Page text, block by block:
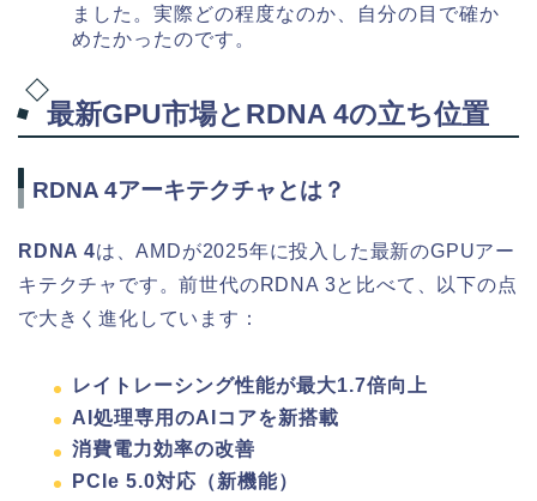
ました。実際どの程度なのか、自分の目で確か
めたかったのです。
最新GPU市場とRDNA 4の立ち位置
RDNA 4アーキテクチャとは？
RDNA 4は、AMDが2025年に投入した最新のGPUアー
キテクチャです。前世代のRDNA 3と比べて、以下の点
で大きく進化しています：
レイトレーシング性能が最大1.7倍向上
AI処理専用のAIコアを新搭載
消費電力効率の改善
PCIe 5.0対応（新機能）